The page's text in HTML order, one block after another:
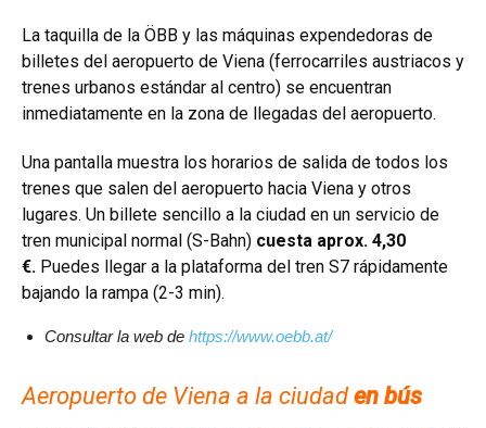
La taquilla de la ÖBB y las máquinas expendedoras de
billetes del aeropuerto de Viena (ferrocarriles austriacos y
trenes urbanos estándar al centro) se encuentran
inmediatamente en la zona de llegadas del aeropuerto.
Una pantalla muestra los horarios de salida de todos los
trenes que salen del aeropuerto hacia Viena y otros
lugares. Un billete sencillo a la ciudad en un servicio de
tren municipal normal (S-Bahn) cuesta aprox. 4,30
€. Puedes llegar a la plataforma del tren S7 rápidamente
bajando la rampa (2-3 min).
Consultar la web de https://www.oebb.at/
Aeropuerto de Viena a la ciudaden bús